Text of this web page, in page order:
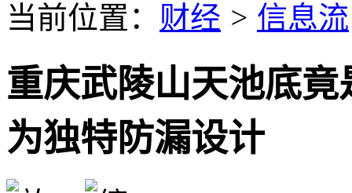
当前位置： 财经 > 信息流
重庆武陵山天池底
为独特防漏设计